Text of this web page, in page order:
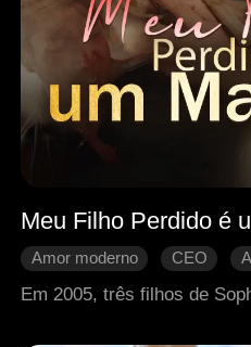
Meu Filho Perdido é
Amor moderno CEO
Retorno chocante